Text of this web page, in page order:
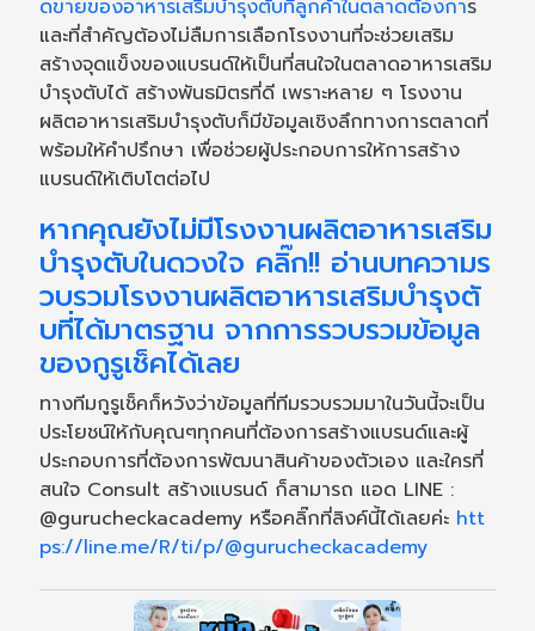
ดขายของอาหารเสริมบำรุงตับที่ลูกค้าในตลาดต้องการ
และที่สำคัญต้องไม่ลืมการเลือกโรงงานที่จะช่วยเสริม
สร้างจุดแข็งของแบรนด์ให้เป็นที่สนใจในตลาดอาหารเสริม
บำรุงตับได้ สร้างพันธมิตรที่ดี เพราะหลาย ๆ โรงงาน
ผลิตอาหารเสริมบำรุงตับก็มีข้อมูลเชิงลึกทางการตลาดที่
พร้อมให้คำปรึกษา เพื่อช่วยผู้ประกอบการให้การสร้าง
แบรนด์ให้เติบโตต่อไป
หากคุณยังไม่มีโรงงานผลิตอาหารเสริม
บำรุงตับในดวงใจ คลิ๊ก!! อ่านบทความร
วบรวมโรงงานผลิตอาหารเสริมบำรุงตั
บที่ได้มาตรฐาน จากการรวบรวมข้อมูล
ของกูรูเช็คได้เลย
ทางทีมกูรูเช็คก็หวังว่าข้อมูลที่ทีมรวบรวมมาในวันนี้จะเป็น
ประโยชน์ให้กับคุณๆทุกคนที่ต้องการสร้างแบรนด์และผู้
ประกอบการที่ต้องการพัฒนาสินค้าของตัวเอง และใครที่
สนใจ Consult สร้างแบรนด์ ก็สามารถ แอด LINE :
@gurucheckacademy หรือคลิ๊กที่ลิงค์นี้ได้เลยค่ะ htt
ps://line.me/R/ti/p/@gurucheckacademy